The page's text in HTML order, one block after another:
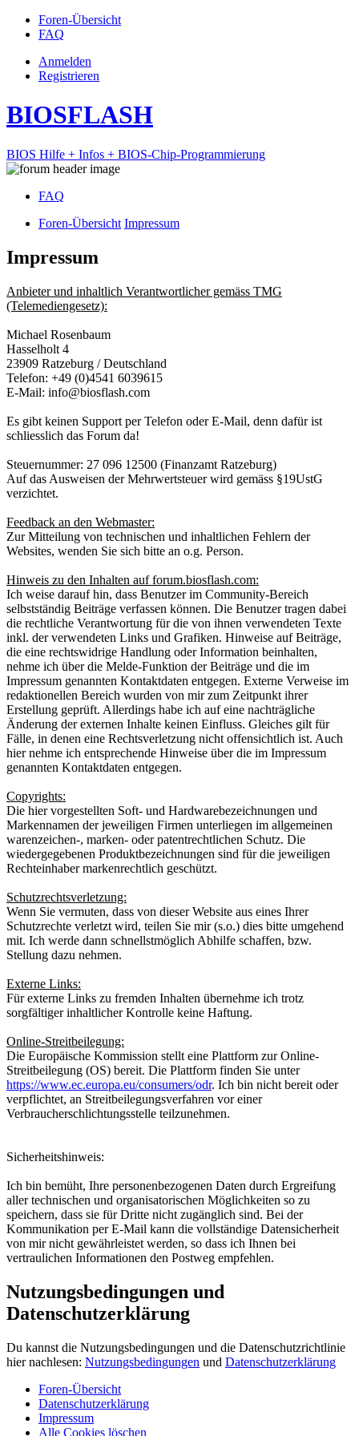
Foren-Übersicht
FAQ
Anmelden
Registrieren
BIOSFLASH
BIOS Hilfe + Infos + BIOS-Chip-Programmierung
FAQ
Foren-Übersicht Impressum
Impressum
Anbieter und inhaltlich Verantwortlicher gemäss TMG
(Telemediengesetz):
Michael Rosenbaum
Hasselholt 4
23909 Ratzeburg / Deutschland
Telefon: +49 (0)4541 6039615
E-Mail: info@biosflash.com
Es gibt keinen Support per Telefon oder E-Mail, denn dafür ist
schliesslich das Forum da!
Steuernummer: 27 096 12500 (Finanzamt Ratzeburg)
Auf das Ausweisen der Mehrwertsteuer wird gemäss §19UstG
verzichtet.
Feedback an den Webmaster:
Zur Mitteilung von technischen und inhaltlichen Fehlern der
Websites, wenden Sie sich bitte an o.g. Person.
Hinweis zu den Inhalten auf forum.biosflash.com:
Ich weise darauf hin, dass Benutzer im Community-Bereich
selbstständig Beiträge verfassen können. Die Benutzer tragen dabei
die rechtliche Verantwortung für die von ihnen verwendeten Texte
inkl. der verwendeten Links und Grafiken. Hinweise auf Beiträge,
die eine rechtswidrige Handlung oder Information beinhalten,
nehme ich über die Melde-Funktion der Beiträge und die im
Impressum genannten Kontaktdaten entgegen. Externe Verweise im
redaktionellen Bereich wurden von mir zum Zeitpunkt ihrer
Erstellung geprüft. Allerdings habe ich auf eine nachträgliche
Änderung der externen Inhalte keinen Einfluss. Gleiches gilt für
Fälle, in denen eine Rechtsverletzung nicht offensichtlich ist. Auch
hier nehme ich entsprechende Hinweise über die im Impressum
genannten Kontaktdaten entgegen.
Copyrights:
Die hier vorgestellten Soft- und Hardwarebezeichnungen und
Markennamen der jeweiligen Firmen unterliegen im allgemeinen
warenzeichen-, marken- oder patentrechtlichen Schutz. Die
wiedergegebenen Produktbezeichnungen sind für die jeweiligen
Rechteinhaber markenrechtlich geschützt.
Schutzrechtsverletzung:
Wenn Sie vermuten, dass von dieser Website aus eines Ihrer
Schutzrechte verletzt wird, teilen Sie mir (s.o.) dies bitte umgehend
mit. Ich werde dann schnellstmöglich Abhilfe schaffen, bzw.
Stellung dazu nehmen.
Externe Links:
Für externe Links zu fremden Inhalten übernehme ich trotz
sorgfältiger inhaltlicher Kontrolle keine Haftung.
Online-Streitbeilegung:
Die Europäische Kommission stellt eine Plattform zur Online-
Streitbeilegung (OS) bereit. Die Plattform finden Sie unter
https://www.ec.europa.eu/consumers/odr. Ich bin nicht bereit oder
verpflichtet, an Streitbeilegungsverfahren vor einer
Verbraucherschlichtungsstelle teilzunehmen.
Sicherheitshinweis:
Ich bin bemüht, Ihre personenbezogenen Daten durch Ergreifung
aller technischen und organisatorischen Möglichkeiten so zu
speichern, dass sie für Dritte nicht zugänglich sind. Bei der
Kommunikation per E-Mail kann die vollständige Datensicherheit
von mir nicht gewährleistet werden, so dass ich Ihnen bei
vertraulichen Informationen den Postweg empfehlen.
Nutzungsbedingungen und
Datenschutzerklärung
Du kannst die Nutzungsbedingungen und die Datenschutzrichtlinie
hier nachlesen: Nutzungsbedingungen und Datenschutzerklärung
Foren-Übersicht
Datenschutzerklärung
Impressum
Alle Cookies löschen